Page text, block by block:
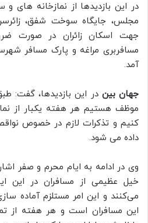
در این بازدیدها از نمازخانه
مجلس، جایگاه سوخت شفق،
جهت اسکان زائران در صورت
مسافربری مراغه و پارک مسافر
آمد.
جهان بین در این بازدیدها، گفت:
موظف هستیم هر هفته یکبار از
کنیم و تذکرات لازم در خصوص
داده می شود.
وی در ادامه به ایام محرم و صفر
خیل عظیمی از مسافران در این
می‌کنند و این امر مستلزم آماده
این مسافران است و هر هفته از